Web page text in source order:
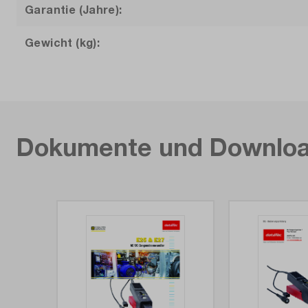
Garantie (Jahre):
Gewicht (kg):
Dokumente und